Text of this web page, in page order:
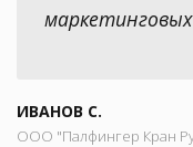
ИВАНОВ С.
ООО "Палфингер Кран